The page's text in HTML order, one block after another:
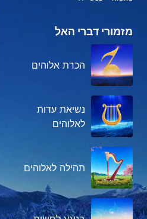
מזמורי דברי האל
הכרת אלוהים
נשיאת עדות
לאלוהים
תהילה לאלוהים